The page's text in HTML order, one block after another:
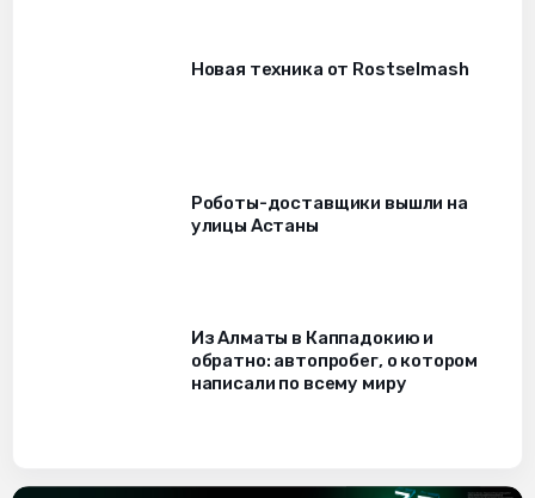
Новая техника от Rostselmash
Роботы-доставщики вышли на
улицы Астаны
Из Алматы в Каппадокию и
обратно: автопробег, о котором
написали по всему миру